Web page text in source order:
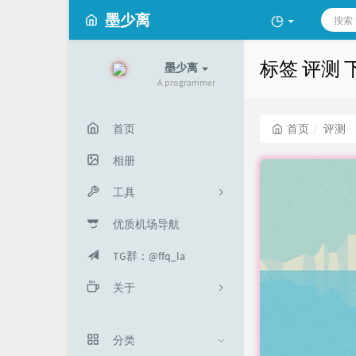
墨少离
墨少离
A programmer
首页
相册
工具
工具箱
音乐解锁
URL短连接
优质机场导航
TG群：@ffq_la
关于
分类
标签 评测
首页 评测